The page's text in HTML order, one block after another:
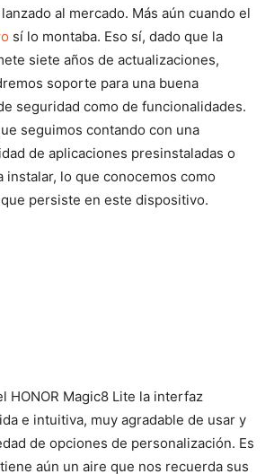
al mercado. Más aún cuando el
sí lo montaba. Eso sí, dado que la
siete años de actualizaciones,
soporte para una buena
seguridad como de funcionalidades.
seguimos contando con una
de aplicaciones presinstaladas o
instalar, lo que conocemos como
persiste en este dispositivo.
HONOR Magic8 Lite la interfaz
e intuitiva, muy agradable de usar y
de opciones de personalización. Es
aún un aire que nos recuerda sus